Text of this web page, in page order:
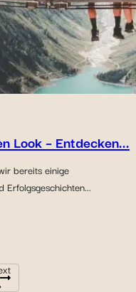
Look – Entdecken...
bereits einige